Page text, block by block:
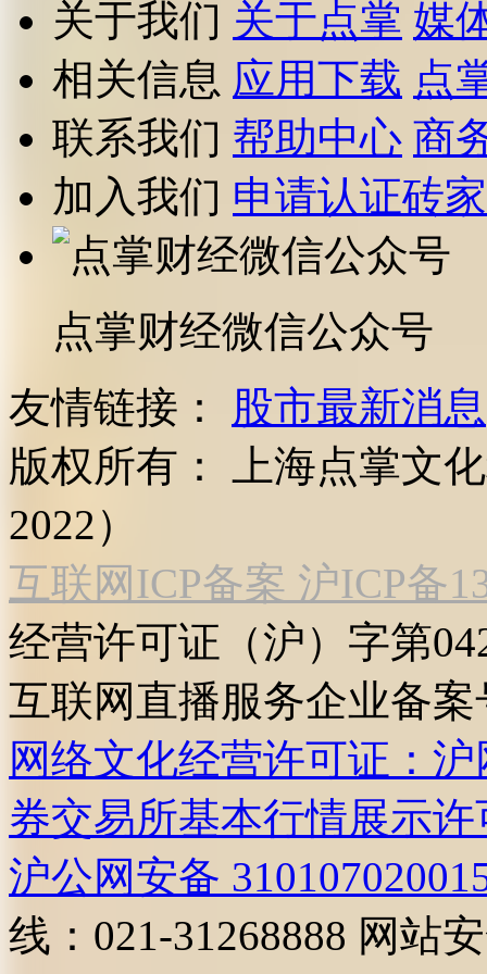
关于我们 关于点掌 媒
相关信息 应用下载 点
联系我们 帮助中心 商
加入我们 申请认证砖家
点掌财经微信公众号
友情链接：
股市最新消息
版权所有：
上海点掌文
2022）
互联网ICP备案 沪ICP备
经营许可证（沪）字第
互联网直播服务企业备案
网络文化经营许可证：
券交易所基本行情展示许
沪公网安备
线：021-31268888 网站